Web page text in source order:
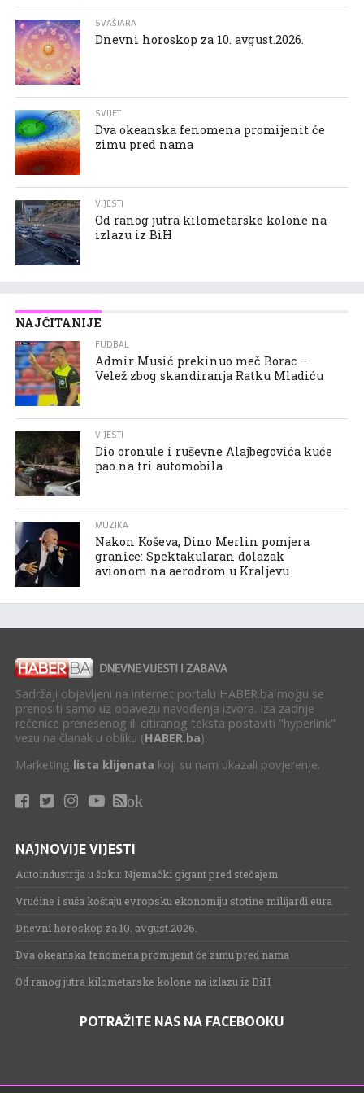
SVAŠTARA
Dnevni horoskop za 10. avgust.2026.
SVIJET
Dva okeanska fenomena promijenit će
zimu pred nama
VIJESTI
Od ranog jutra kilometarske kolone na
izlazu iz BiH
NAJČITANIJE
FUDBAL
Admir Musić prekinuo meč Borac –
Velež zbog skandiranja Ratku Mladiću
VIJESTI
Dio oronule i ruševne Alajbegovića kuće
pao na tri automobila
MUZIKA
Nakon Koševa, Dino Merlin pomjera
granice: Spektakularan dolazak
avionom na aerodrom u Kraljevu
Sadržaji objavljeni na internet portalu HABER.ba mogu se
prenositi samo uz obavezu navođenja izvora. Iza zadnje
rečenice prenesenog ili citiranog teksta postaviti "hyperlink"
vezu na članak u obliku (HABER.ba).
Marketing lista klijenata koji su nam ukazali povjerenje.
ok
NAJNOVIJE VIJESTI
Autoindustrija u šoku: Njemački gigant pred stečajem
Vrućine i suša koštaju evropsku ekonomiju stotine milijardi eura
Dnevni horoskop za 10. avgust.2026.
Dva okeanska fenomena promijenit će zimu pred nama
Od ranog jutra kilometarske kolone na izlazu iz BiH
POTRAŽITE NAS NA FACEBOOKU